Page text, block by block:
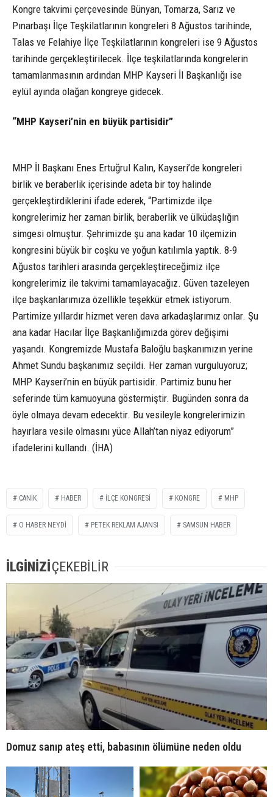
Kongre takvimi çerçevesinde Bünyan, Tomarza, Sarız ve
Pınarbaşı İlçe Teşkilatlarının kongreleri 8 Ağustos tarihinde,
Talas ve Felahiye İlçe Teşkilatlarının kongreleri ise 9 Ağustos
tarihinde gerçekleştirilecek. İlçe teşkilatlarında kongrelerin
tamamlanmasının ardından MHP Kayseri İl Başkanlığı ise
eylül ayında olağan kongreye gidecek.
“MHP Kayseri’nin en büyük partisidir”
MHP İl Başkanı Enes Ertuğrul Kalın, Kayseri’de kongreleri
birlik ve beraberlik içerisinde adeta bir toy halinde
gerçekleştirdiklerini ifade ederek, “Partimizde ilçe
kongrelerimiz her zaman birlik, beraberlik ve ülküdaşlığın
simgesi olmuştur. Şehrimizde şu ana kadar 10 ilçemizin
kongresini büyük bir coşku ve yoğun katılımla yaptık. 8-9
Ağustos tarihleri arasında gerçekleştireceğimiz ilçe
kongrelerimiz ile takvimi tamamlayacağız. Güven tazeleyen
ilçe başkanlarımıza özellikle teşekkür etmek istiyorum.
Partimize yıllardır hizmet veren dava arkadaşlarımız onlar. Şu
ana kadar Hacılar İlçe Başkanlığımızda görev değişimi
yaşandı. Kongremizde Mustafa Baloğlu başkanımızın yerine
Ahmet Sundu başkanımız seçildi. Her zaman vurguluyoruz;
MHP Kayseri’nin en büyük partisidir. Partimiz bunu her
seferinde tüm kamuoyuna göstermiştir. Bugünden sonra da
öyle olmaya devam edecektir. Bu vesileyle kongrelerimizin
hayırlara vesile olmasını yüce Allah’tan niyaz ediyorum”
ifadelerini kullandı. (İHA)
CANIK HABER ILÇE KONGRESI KONGRE MHP
O HABER NEYDI PETEK REKLAM AJANSI SAMSUN HABER
İLGİNİZİÇEKEBİLİR
Domuz sanıp ateş etti, babasının ölümüne neden oldu